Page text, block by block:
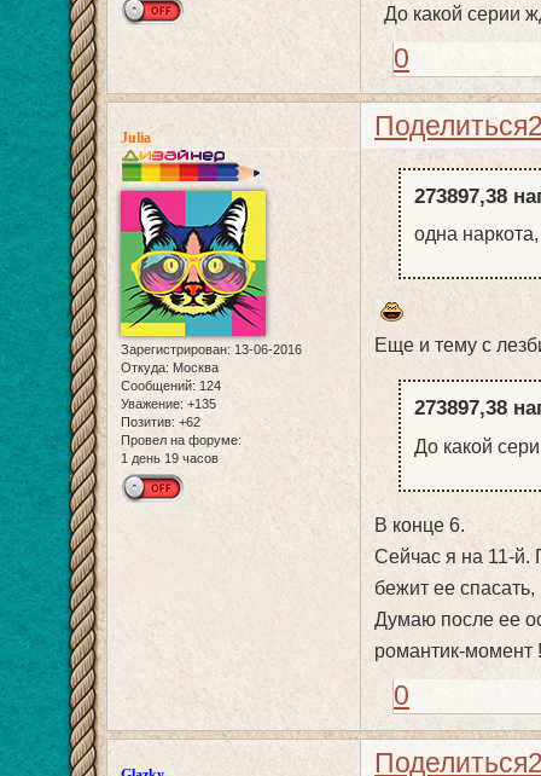
До какой серии
0
Поделиться
Julia
Зарегистрирован: 13-06-2016
Откуда: Москва
Сообщений: 124
Уважение: +135
Позитив: +62
Провел на форуме:
1 день 19 часов
273897,38
одна
Еще и тему с
273897,38
До какой
В конце 6.
Сейчас я на 11-й.
бежит ее
Думаю после ее
романтик-момент
0
Поделиться